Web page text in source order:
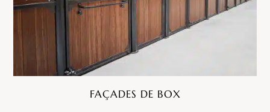
FAÇADES DE BOX